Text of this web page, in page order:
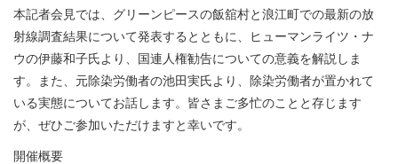
本記者会見では、グリーンピースの飯舘村と浪江町での最新の放
射線調査結果について発表するとともに、ヒューマンライツ・ナ
ウの伊藤和子氏より、国連人権勧告についての意義を解説しま
す。また、元除染労働者の池田実氏より、除染労働者が置かれて
いる実態についてお話します。皆さまご多忙のことと存じます
が、ぜひご参加いただけますと幸いです。
開催概要